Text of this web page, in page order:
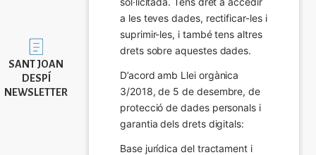
Imatge
SANT JOAN
DESPÍ
NEWSLETTER
a les teves dades, rectificar-les i
suprimir-les, i també tens altres
drets sobre aquestes dades.
D’acord amb Llei orgànica
3/2018, de 5 de desembre, de
protecció de dades personals i
garantia dels drets digitals:
Base jurídica del tractament i